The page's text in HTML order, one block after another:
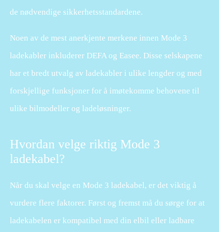
de nødvendige sikkerhetsstandardene.
Noen av de mest anerkjente merkene innen Mode 3
ladekabler inkluderer DEFA og Easee. Disse selskapene
har et bredt utvalg av ladekabler i ulike lengder og med
forskjellige funksjoner for å imøtekomme behovene til
ulike bilmodeller og ladeløsninger.
Hvordan velge riktig Mode 3
ladekabel?
Når du skal velge en Mode 3 ladekabel, er det viktig å
vurdere flere faktorer. Først og fremst må du sørge for at
ladekabelen er kompatibel med din elbil eller ladbare